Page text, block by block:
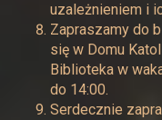
uzależnieniem i
Zapraszamy do
się w Domu
Biblioteka w
do 14:00.
Serdecznie